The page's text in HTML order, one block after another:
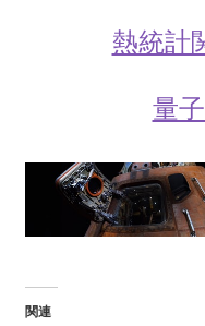
【コペルニ
熱統計
量
関連